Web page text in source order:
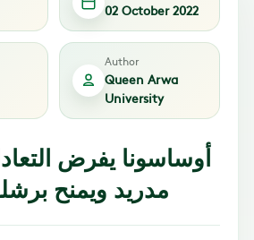
02 October 2022
Author
Queen Arwa
University
أوساسونا يفرض